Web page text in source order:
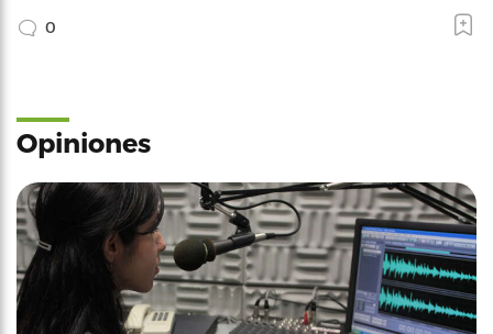
0
Opiniones